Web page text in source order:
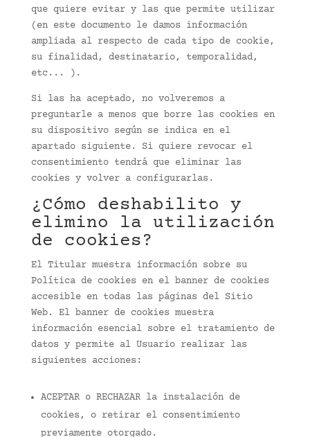
que quiere evitar y las que permite utilizar
(en este documento le damos información
ampliada al respecto de cada tipo de cookie,
su finalidad, destinatario, temporalidad,
etc... ).
Si las ha aceptado, no volveremos a
preguntarle a menos que borre las cookies en
su dispositivo según se indica en el
apartado siguiente. Si quiere revocar el
consentimiento tendrá que eliminar las
cookies y volver a configurarlas.
¿Cómo deshabilito y
elimino la utilización
de cookies?
El Titular muestra información sobre su
Política de cookies en el banner de cookies
accesible en todas las páginas del Sitio
Web. El banner de cookies muestra
información esencial sobre el tratamiento de
datos y permite al Usuario realizar las
siguientes acciones:
ACEPTAR o RECHAZAR la instalación de
cookies, o retirar el consentimiento
previamente otorgado.